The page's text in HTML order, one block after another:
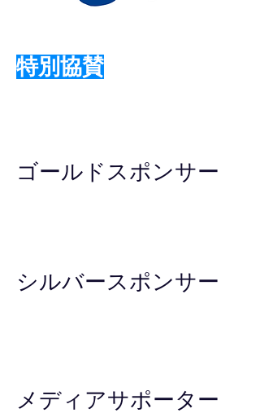
ゴールドスポンサー
シルバースポンサー
特別 協賛​​
メディアサポーター